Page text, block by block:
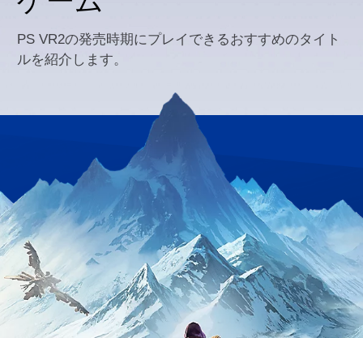
PS VR2の発売時期にプレイできるおすすめのタイト
ルを紹介します。